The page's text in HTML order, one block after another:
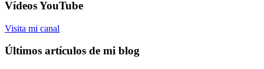
Vídeos YouTube
Visita mi canal
Últimos artículos de mi blog